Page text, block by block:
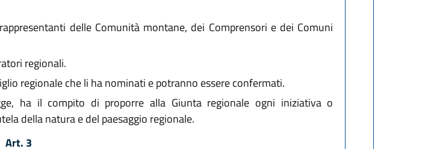
delle Comunità montane, dei Comprensori e dei Comuni
regionali.
regionale che li ha nominati e potranno essere confermati.
ha il compito di proporre alla Giunta regionale ogni iniziativa o
della natura e del paesaggio regionale.
Art. 3